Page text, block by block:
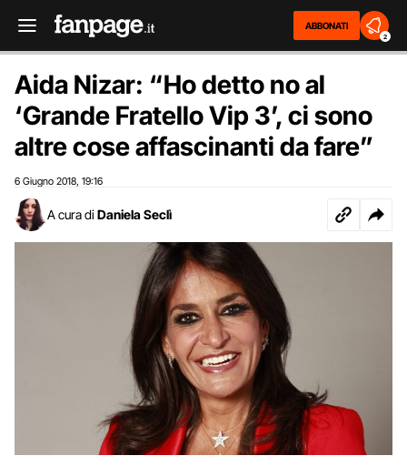
ABBONATI
2
Aida Nizar: “Ho detto no al
‘Grande Fratello Vip 3’, ci sono
altre cose affascinanti da fare”
6 Giugno 2018 19:16
A cura di Daniela Seclì